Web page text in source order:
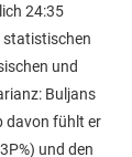
24:35
statistischen
und
Buljans
davon fühlt er
und den